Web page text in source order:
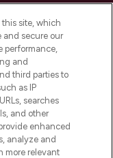
ultimativer
besten
200
online
von 30€.
this site, which
and secure our
performance,
and
third parties to
as IP
searches
and other
enhanced
analyze and
more relevant